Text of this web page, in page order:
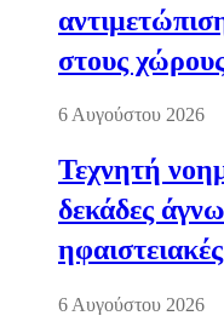
στους
6 Αυγούστου 2026
Τεχνητή
δεκάδες
6 Αυγούστου 2026